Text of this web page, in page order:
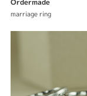
marriage ring